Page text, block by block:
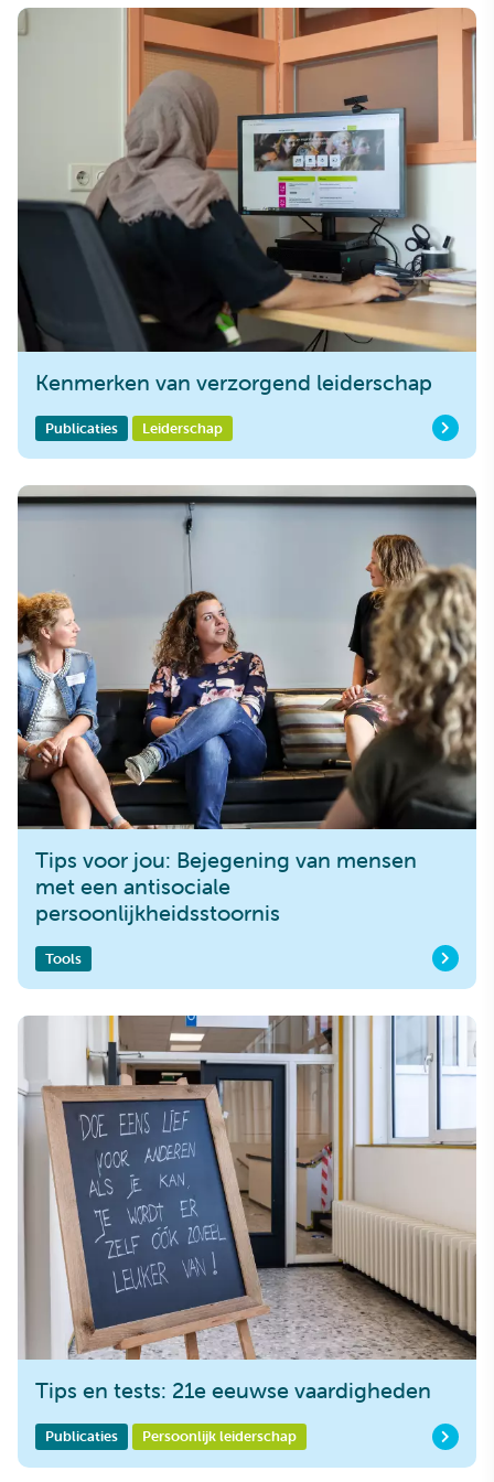
Kenmerken van verzorgend leiderschap
Publicaties Leiderschap
Tips voor jou: Bejegening van mensen
met een antisociale
persoonlijkheidsstoornis
Tools
Tips en tests: 21e eeuwse vaardigheden
Publicaties Persoonlijk leiderschap